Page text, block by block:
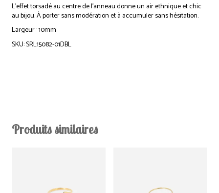
L’effet torsadé au centre de l’anneau donne un air ethnique et chic
au bijou. À porter sans modération et à accumuler sans hésitation.
Largeur : 10mm
SKU: SRL15082-01DBL
Produits similaires